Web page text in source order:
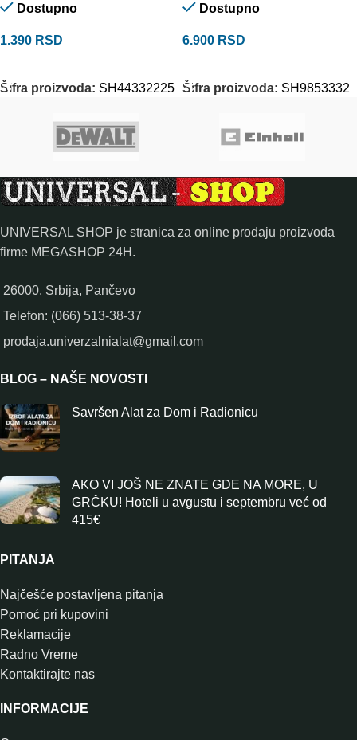
Dostupno
1.390 RSD
Šifra proizvoda: SH44332225
Dostupno
6.900 RSD
Šifra proizvoda: SH9853332
UNIVERSAL SHOP je stranica za online prodaju proizvoda
firme MEGASHOP 24H.
26000, Srbija, Pančevo
Telefon: (066) 513-38-37
prodaja.univerzalnialat@gmail.com
BLOG – NAŠE NOVOSTI
Savršen Alat za Dom i Radionicu
AKO VI JOŠ NE ZNATE GDE NA MORE, U
GRČKU! Hoteli u avgustu i septembru već od
415€
PITANJA
Najčešće postavljena pitanja
Pomoć pri kupovini
Reklamacije
Radno Vreme
Kontaktirajte nas
INFORMACIJE